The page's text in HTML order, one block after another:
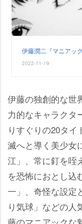
伊藤潤二『マニアッ
2022-11-19
伊藤の独創的な世
力的なキャラクタ
りすぐりの20タ
滅へと導く美少女
江」、常に釘を咥
を恐怖におとし込
一」、奇怪な設定
り気球」などの人